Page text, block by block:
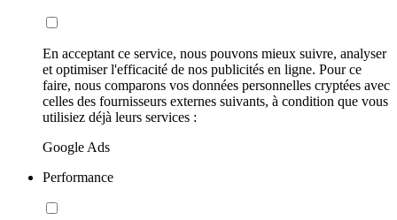
En acceptant ce service, nous pouvons mieux suivre, analyser
et optimiser l'efficacité de nos publicités en ligne. Pour ce
faire, nous comparons vos données personnelles cryptées avec
celles des fournisseurs externes suivants, à condition que vous
utilisiez déjà leurs services :
Google Ads
Performance